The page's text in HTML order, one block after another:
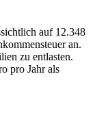
auf 12.348
an.
zu entlasten.
pro Jahr als